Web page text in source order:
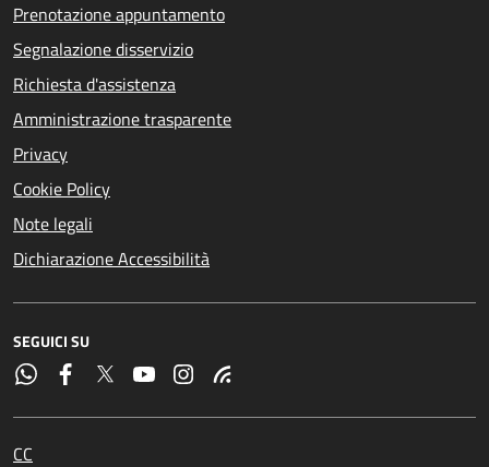
Prenotazione appuntamento
Segnalazione disservizio
Richiesta d'assistenza
Amministrazione trasparente
Privacy
Cookie Policy
Note legali
Dichiarazione Accessibilità
SEGUICI SU
CC